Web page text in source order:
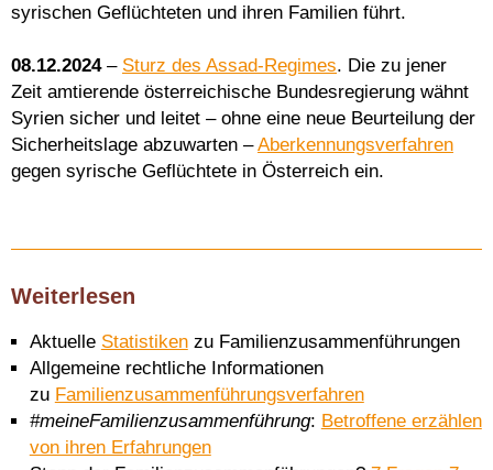
syrischen Geflüchteten und ihren Familien führt.
08.12.2024– Sturz des Assad-Regimes. Die zu jener
Zeit amtierende österreichische Bundesregierung wähnt
Syrien sicher und leitet – ohne eine neue Beurteilung der
Sicherheitslage abzuwarten –Aberkennungsverfahren
gegen syrische Geflüchtete in Österreich ein.
Weiterlesen
Aktuelle Statistikenzu Familienzusammenführungen
Allgemeine rechtliche Informationen
zu Familienzusammenführungsverfahren
#meineFamilienzusammenführung: Betroffene erzählen
von ihren Erfahrungen